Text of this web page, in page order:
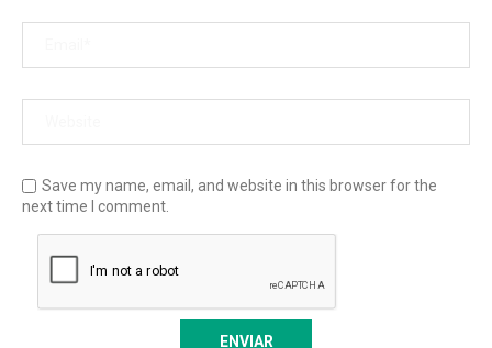
Save my name, email, and website in this browser for the
next time I comment.